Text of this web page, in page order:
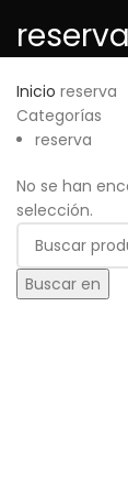
reserva
Inicio reserva
Categorías
reserva
No se han
selección.
Buscar en